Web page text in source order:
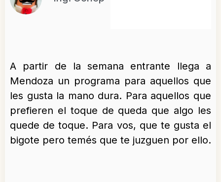
A partir de la semana entrante llega a
Mendoza un programa para aquellos que
les gusta la mano dura. Para aquellos que
prefieren el toque de queda que algo les
quede de toque. Para vos, que te gusta el
bigote pero temés que te juzguen por ello.